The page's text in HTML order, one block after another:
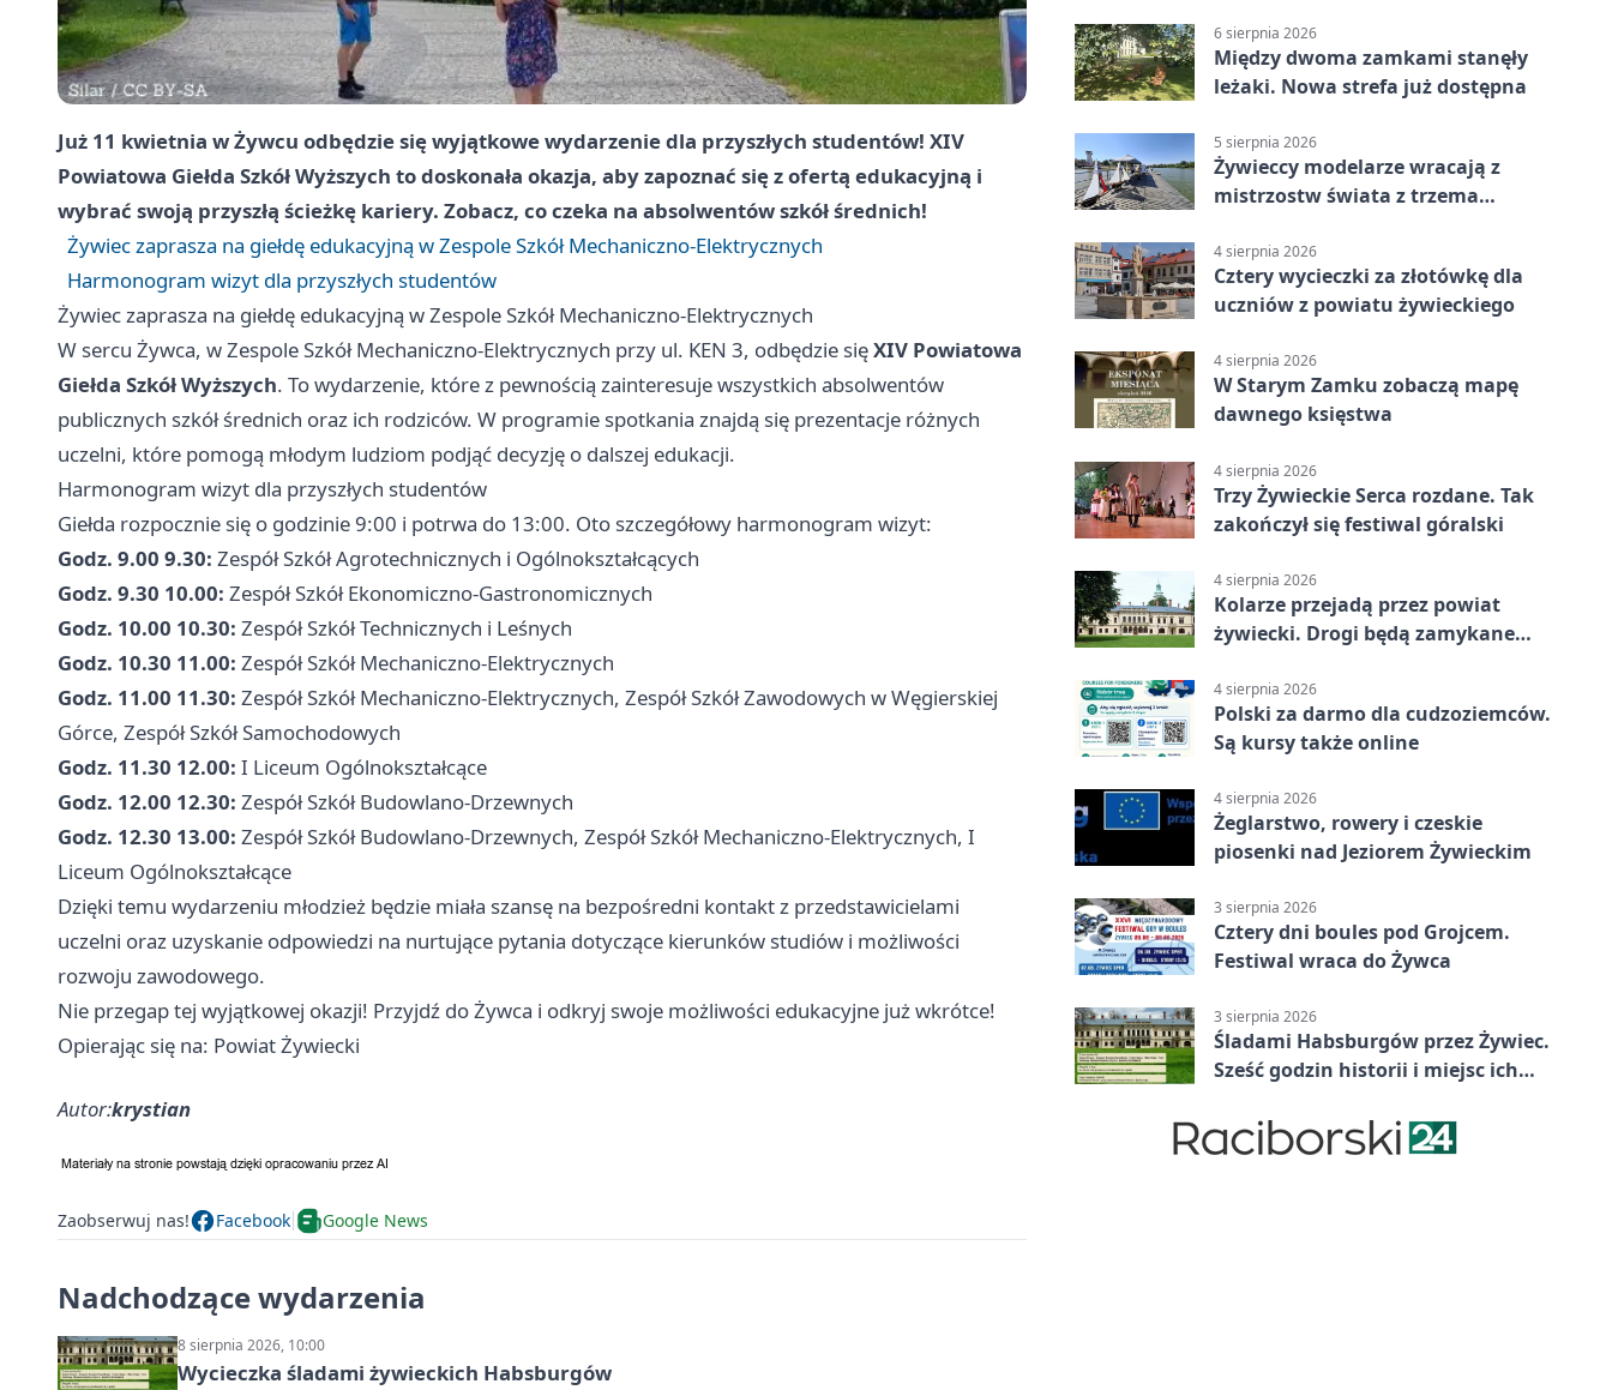
Już 11 kwietnia w Żywcu odbędzie się wyjątkowe wydarzenie dla przyszłych studentów! XIV
Powiatowa Giełda Szkół Wyższych to doskonała okazja, aby zapoznać się z ofertą edukacyjną i
wybrać swoją przyszłą ścieżkę kariery. Zobacz, co czeka na absolwentów szkół średnich!
Żywiec zaprasza na giełdę edukacyjną w Zespole Szkół Mechaniczno-Elektrycznych
Harmonogram wizyt dla przyszłych studentów
Żywiec zaprasza na giełdę edukacyjną w Zespole Szkół Mechaniczno-Elektrycznych
W sercu Żywca, w Zespole Szkół Mechaniczno-Elektrycznych przy ul. KEN 3, odbędzie sięXIV Powiatowa
Giełda Szkół Wyższych. To wydarzenie, które z pewnością zainteresuje wszystkich absolwentów
publicznych szkół średnich oraz ich rodziców. W programie spotkania znajdą się prezentacje różnych
uczelni, które pomogą młodym ludziom podjąć decyzję o dalszej edukacji.
Harmonogram wizyt dla przyszłych studentów
Giełda rozpocznie się o godzinie 9:00 i potrwa do 13:00. Oto szczegółowy harmonogram wizyt:
Godz. 9.00 9.30: Zespół Szkół Agrotechnicznych i Ogólnokształcących
Godz. 9.30 10.00: Zespół Szkół Ekonomiczno-Gastronomicznych
Godz. 10.00 10.30: Zespół Szkół Technicznych i Leśnych
Godz. 10.30 11.00: Zespół Szkół Mechaniczno-Elektrycznych
Godz. 11.00 11.30: Zespół Szkół Mechaniczno-Elektrycznych, Zespół Szkół Zawodowych w Węgierskiej
Górce, Zespół Szkół Samochodowych
Godz. 11.30 12.00: I Liceum Ogólnokształcące
Godz. 12.00 12.30: Zespół Szkół Budowlano-Drzewnych
Godz. 12.30 13.00: Zespół Szkół Budowlano-Drzewnych, Zespół Szkół Mechaniczno-Elektrycznych, I
Liceum Ogólnokształcące
Dzięki temu wydarzeniu młodzież będzie miała szansę na bezpośredni kontakt z przedstawicielami
uczelni oraz uzyskanie odpowiedzi na nurtujące pytania dotyczące kierunków studiów i możliwości
rozwoju zawodowego.
Nie przegap tej wyjątkowej okazji! Przyjdź do Żywca i odkryj swoje możliwości edukacyjne już wkrótce!
Opierając się na: Powiat Żywiecki
Autor:krystian
Zaobserwuj nas! Facebook Google News
Nadchodzące wydarzenia
8 sierpnia 2026, 10:00
Wycieczka śladami żywieckich Habsburgów
6 sierpnia 2026
Między dwoma zamkami stanęły
leżaki. Nowa strefa już dostępna
5 sierpnia 2026
Żywieccy modelarze wracają z
mistrzostw świata z trzema
4 sierpnia 2026
Cztery wycieczki za złotówkę dla
uczniów z powiatu żywieckiego
4 sierpnia 2026
W Starym Zamku zobaczą mapę
dawnego księstwa
4 sierpnia 2026
Trzy Żywieckie Serca rozdane. Tak
zakończył się festiwal góralski
4 sierpnia 2026
Kolarze przejadą przez powiat
żywiecki. Drogi będą zamykane
4 sierpnia 2026
Polski za darmo dla cudzoziemców.
Są kursy także online
4 sierpnia 2026
Żeglarstwo, rowery i czeskie
piosenki nad Jeziorem Żywieckim
3 sierpnia 2026
Cztery dni boules pod Grojcem.
Festiwal wraca do Żywca
3 sierpnia 2026
Śladami Habsburgów przez Żywiec.
Sześć godzin historii i miejsc ich